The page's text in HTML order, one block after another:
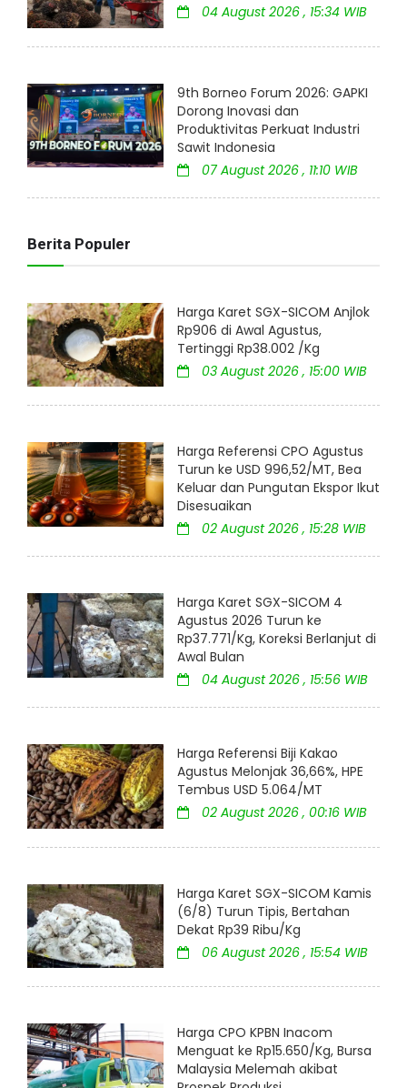
04 August 2026 , 15:34 WIB
9th Borneo Forum 2026: GAPKI
Dorong Inovasi dan
Produktivitas Perkuat Industri
Sawit Indonesia
07 August 2026 , 11:10 WIB
Berita Populer
Harga Karet SGX-SICOM Anjlok
Rp906 di Awal Agustus,
Tertinggi Rp38.002 /Kg
03 August 2026 , 15:00 WIB
Harga Referensi CPO Agustus
Turun ke USD 996,52/MT, Bea
Keluar dan Pungutan Ekspor Ikut
Disesuaikan
02 August 2026 , 15:28 WIB
Harga Karet SGX-SICOM 4
Agustus 2026 Turun ke
Rp37.771/Kg, Koreksi Berlanjut di
Awal Bulan
04 August 2026 , 15:56 WIB
Harga Referensi Biji Kakao
Agustus Melonjak 36,66%, HPE
Tembus USD 5.064/MT
02 August 2026 , 00:16 WIB
Harga Karet SGX-SICOM Kamis
(6/8) Turun Tipis, Bertahan
Dekat Rp39 Ribu/Kg
06 August 2026 , 15:54 WIB
Harga CPO KPBN Inacom
Menguat ke Rp15.650/Kg, Bursa
Malaysia Melemah akibat